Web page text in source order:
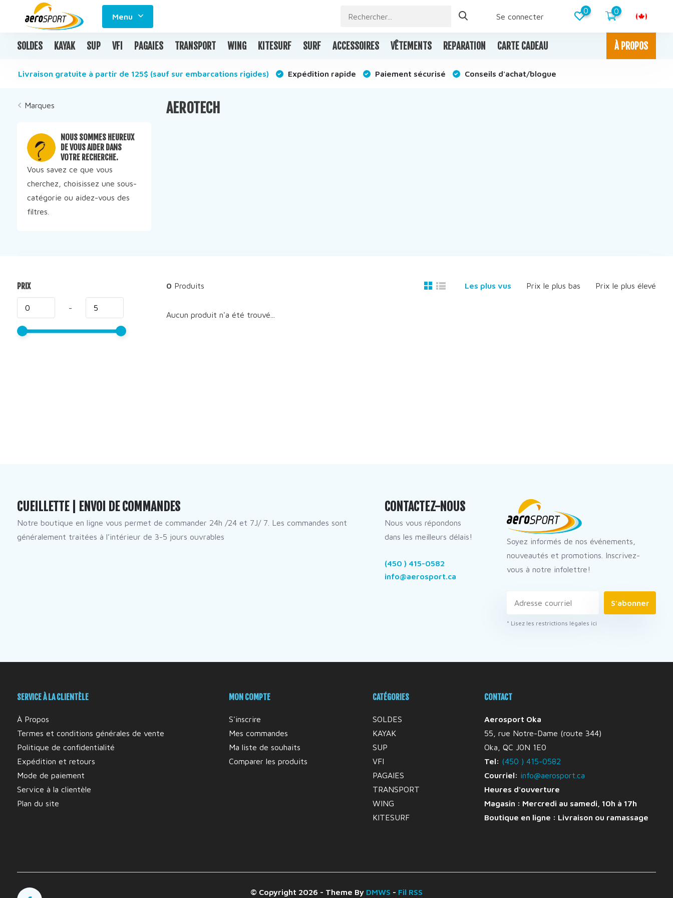
Menu Se connecter
0 0
SOLDES KAYAK SUP VFI PAGAIES TRANSPORT WING KITESURF SURF ACCESSOIRES VÊTEMENTS REPARATION CARTE CADEAU À PROPOS
Livraison gratuite à partir de 125$ (sauf sur embarcations rigides) Expédition rapide Paiement sécurisé Conseils d'achat/blogue
Marques
NOUS SOMMES HEUREUX
DE VOUS AIDER DANS
VOTRE RECHERCHE.
Vous savez ce que vous
cherchez, choisissez une sous-
catégorie ou aidez-vous des
filtres.
AEROTECH
PRIX
-
0 Produits Les plus vus Prix le plus bas Prix le plus élevé
Aucun produit n'a été trouvé...
CUEILLETTE | ENVOI DE COMMANDES
Notre boutique en ligne vous permet de commander 24h /24 et 7J/ 7. Les commandes sont
généralement traitées à l’intérieur de 3-5 jours ouvrables
CONTACTEZ-NOUS
Nous vous répondons
dans les meilleurs délais!
(450 ) 415-0582
info@aerosport.ca
Soyez informés de nos événements,
nouveautés et promotions. Inscrivez-
vous à notre infolettre!
S'abonner
* Lisez les restrictions légales ici
SERVICE À LA CLIENTÈLE
À Propos
Termes et conditions générales de vente
Politique de confidentialité
Expédition et retours
Mode de paiement
Service à la clientèle
Plan du site
MON COMPTE
S'inscrire
Mes commandes
Ma liste de souhaits
Comparer les produits
CATÉGORIES
SOLDES
KAYAK
SUP
VFI
PAGAIES
TRANSPORT
WING
KITESURF
CONTACT
Aerosport Oka
55, rue Notre-Dame (route 344)
Oka, QC J0N 1E0
Tel: (450 ) 415-0582
Courriel: info@aerosport.ca
Heures d'ouverture
Magasin : Mercredi au samedi, 10h à 17h
Boutique en ligne : Livraison ou ramassage
© Copyright 2026 - Theme By DMWS - Fil RSS